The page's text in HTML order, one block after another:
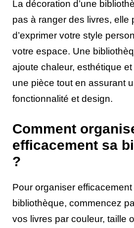
La décoration d’une
pas à ranger des livres, elle
d’exprimer votre style
votre espace. Une
ajoute chaleur, esthétique
une pièce tout en assurant
fonctionnalité et design.
Comment
efficacement sa
?
Pour organiser efficacement
bibliothèque, commencez
vos livres par couleur, taille